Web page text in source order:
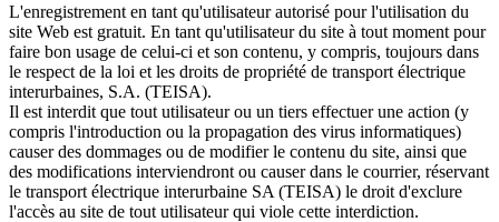
L'enregistrement en tant qu'utilisateur autorisé pour l'utilisation du
site Web est gratuit. En tant qu'utilisateur du site à tout moment pour
faire bon usage de celui-ci et son contenu, y compris, toujours dans
le respect de la loi et les droits de propriété de transport électrique
interurbaines, S.A. (TEISA).
Il est interdit que tout utilisateur ou un tiers effectuer une action (y
compris l'introduction ou la propagation des virus informatiques)
causer des dommages ou de modifier le contenu du site, ainsi que
des modifications interviendront ou causer dans le courrier, réservant
le transport électrique interurbaine SA (TEISA) le droit d'exclure
l'accès au site de tout utilisateur qui viole cette interdiction.